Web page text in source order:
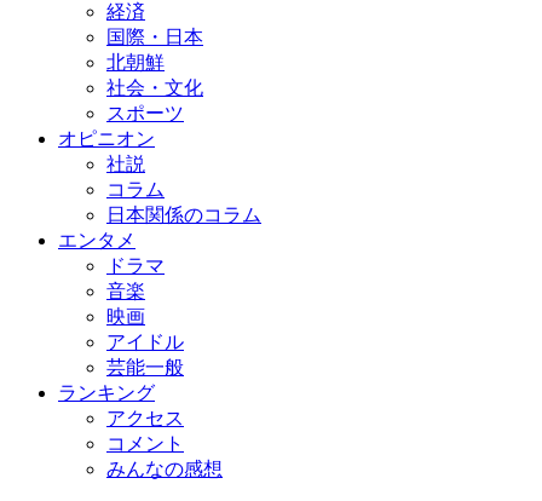
経済
国際・日本
北朝鮮
社会・文化
スポーツ
オピニオン
社説
コラム
日本関係のコラム
エンタメ
ドラマ
音楽
映画
アイドル
芸能一般
ランキング
アクセス
コメント
みんなの感想